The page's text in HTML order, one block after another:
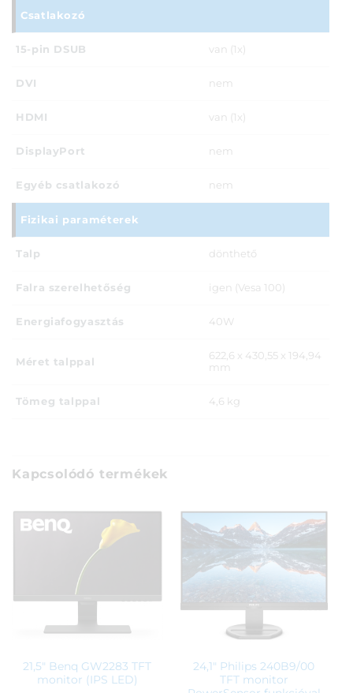
Csatlakozó
15-pin DSUB van (1x)
DVI nem
HDMI van (1x)
DisplayPort nem
Egyéb csatlakozó nem
Fizikai paraméterek
Talp dönthető
Falra szerelhetőség igen (Vesa 100)
Energiafogyasztás 40W
Méret talppal
622,6 x 430,55 x 194,94
mm
Tömeg talppal 4,6 kg
Kapcsolódó termékek
21,5″ Benq GW2283 TFT
monitor (IPS LED)
24,1″ Philips 240B9/00
TFT monitor